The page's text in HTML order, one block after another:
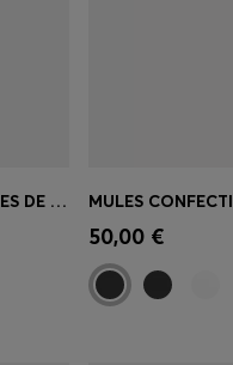
MULES À DEUX BRIDES AVEC BOUCLES DE MARQUE
Achat rapide
taille)
50,00 €